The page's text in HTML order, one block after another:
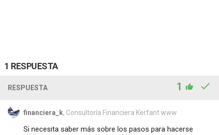
1 RESPUESTA
RESPUESTA 1
financiera_k, Consultoría Financiera Kerfant www
Si necesita saber más sobre los pasos para hacerse